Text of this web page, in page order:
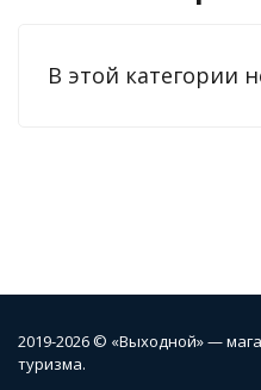
В этой категории
2019-2026 © «Выходной» —
туризма.